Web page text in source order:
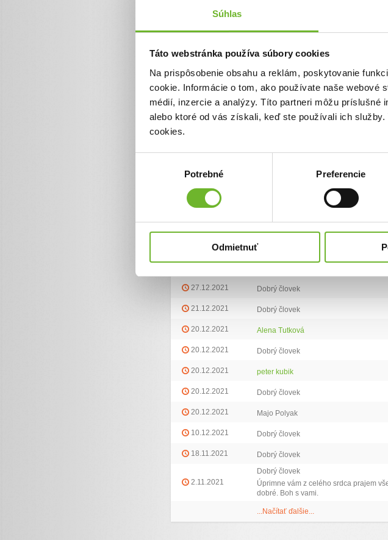
Súhlas
Táto webstránka používa súbory cookies
Na prispôsobenie obsahu a reklám, poskytovanie
cookie. Informácie o tom, ako používate naše webové
médií, inzercie a analýzy. Títo partneri môžu
alebo ktoré od vás získali, keď ste používali ich
cookies.
Potrebné Preferencie
Odmietnuť
Aktualizácie
PODAKOVANIE.
16. dec 2021
V prvom rade sa chcem veľmi pekne poďakovať všetkým
doteraz pomohli a ktorý mi ešte pomôžete.Velmi si to
,,VELKE DAKUJEM"a tiež všetkým popriať
Ďalšie informácie
Zoznam darov (14)
27.12.2021 Dobrý človek
21.12.2021 Dobrý človek
20.12.2021 Alena Tutková
20.12.2021 Dobrý človek
20.12.2021 peter kubik
20.12.2021 Dobrý človek
20.12.2021 Majo Polyak
10.12.2021 Dobrý človek
18.11.2021 Dobrý človek
2.11.2021
Dobrý človek
Úprimne vám z celého srdca prajem
dobré. Boh s vami.
...Načítať ďalšie...